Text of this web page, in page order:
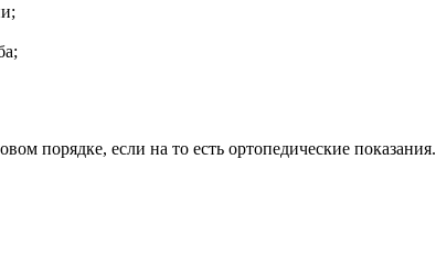
порядке, если на то есть ортопедические показания.